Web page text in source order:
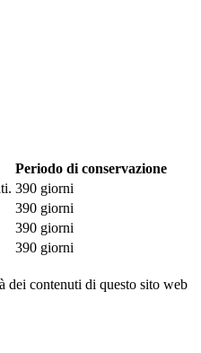
Periodo di conservazione
390 giorni
390 giorni
390 giorni
390 giorni
dei contenuti di questo sito web